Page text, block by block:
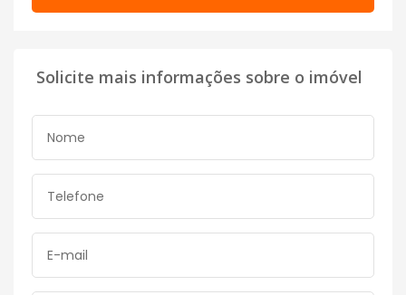
Solicite mais informações sobre o imóvel